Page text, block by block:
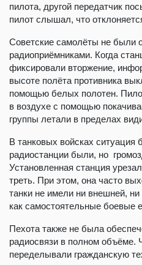
пилота, другой передатчик
пилот слышал, что
Советские самолёты не были
радиоприёмниками. Когда
фиксировали вторжение,
высоте полёта противника
помощью белых полотен.
в воздухе с помощью
группы летали в пределах
В танковых войсках
радиостанции были, но
Установленная станция
треть. При этом, она часто
танки не имели ни внешней, ни
как самостоятельные боевые
Пехота также не была
радиосвязи в полном объёме.
переделывали гражданскую